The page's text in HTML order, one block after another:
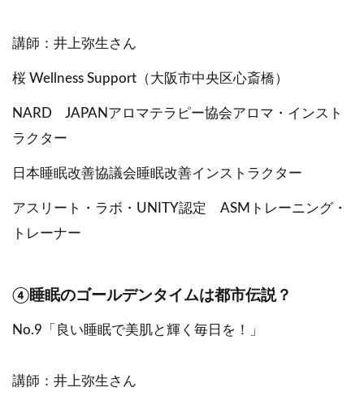
講師：井上弥生さん
桜 Wellness Support（大阪市中央区心斎橋）
NARD JAPANアロマテラピー協会アロマ・インスト
ラクター
日本睡眠改善協議会睡眠改善インストラクター
アスリート・ラボ・UNITY認定 ASMトレーニング・
トレーナー
④睡眠のゴールデンタイムは都市伝説？
No.9「良い睡眠で美肌と輝く毎日を！」
講師：井上弥生さん